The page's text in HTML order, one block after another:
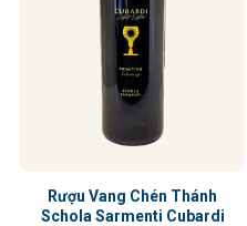
Rượu Vang Chén Thánh
Schola Sarmenti Cubardi